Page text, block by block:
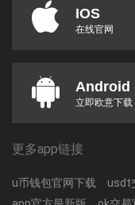
IOS
在线官网
Android
立即欧意下载
更多app链接
u币钱包官网下载 usdt